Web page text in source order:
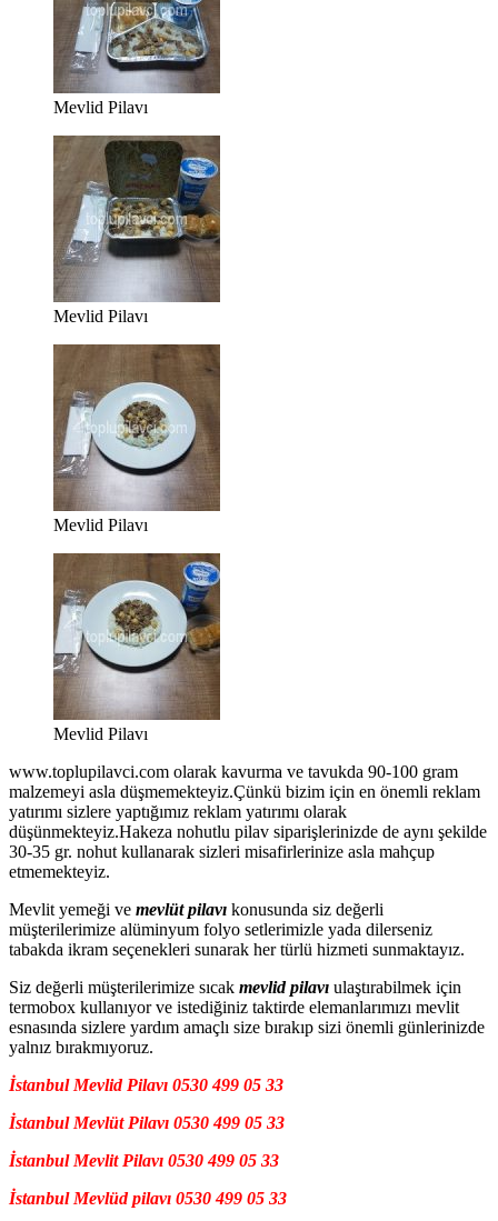
Mevlid Pilavı
Mevlid Pilavı
Mevlid Pilavı
Mevlid Pilavı
www.toplupilavci.com olarak kavurma ve tavukda 90-100 gram
malzemeyi asla düşmemekteyiz.Çünkü bizim için en önemli reklam
yatırımı sizlere yaptığımız reklam yatırımı olarak
düşünmekteyiz.Hakeza nohutlu pilav siparişlerinizde de aynı şekilde
30-35 gr. nohut kullanarak sizleri misafirlerinize asla mahçup
etmemekteyiz.
Mevlit yemeği ve mevlüt pilavı konusunda siz değerli
müşterilerimize alüminyum folyo setlerimizle yada dilerseniz
tabakda ikram seçenekleri sunarak her türlü hizmeti sunmaktayız.
Siz değerli müşterilerimize sıcak mevlid pilavı ulaştırabilmek için
termobox kullanıyor ve istediğiniz taktirde elemanlarımızı mevlit
esnasında sizlere yardım amaçlı size bırakıp sizi önemli günlerinizde
yalnız bırakmıyoruz.
İstanbul Mevlid Pilavı 0530 499 05 33
İstanbul Mevlüt Pilavı 0530 499 05 33
İstanbul Mevlit Pilavı 0530 499 05 33
İstanbul Mevlüd pilavı 0530 499 05 33